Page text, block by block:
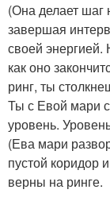
(Она делает шаг
завершая
своей
как оно
ринг, ты
Ты с Евой мари
уровень.
(Ева мари
пустой коридор
верны на ринге.